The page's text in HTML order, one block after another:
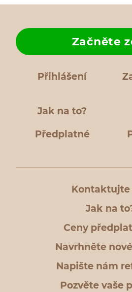
Přihlášení
Jak na to?
Začněte
Předplatné
Kontaktujte
Jak na
Ceny
Navrhněte
Napište nám
Pozvěte vaše